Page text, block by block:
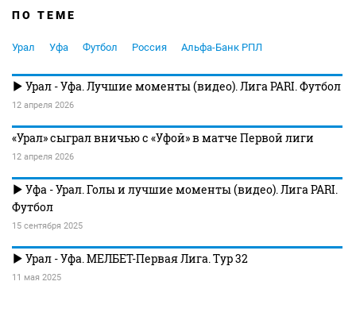
ПО ТЕМЕ
Урал Уфа Футбол Россия Альфа-Банк РПЛ
Урал - Уфа. Лучшие моменты (видео). Лига PARI. Футбол
12 апреля 2026
«Урал» сыграл вничью с «Уфой» в матче Первой лиги
12 апреля 2026
Уфа - Урал. Голы и лучшие моменты (видео). Лига PARI.
Футбол
15 сентября 2025
Урал - Уфа. МЕЛБЕТ-Первая Лига. Тур 32
11 мая 2025